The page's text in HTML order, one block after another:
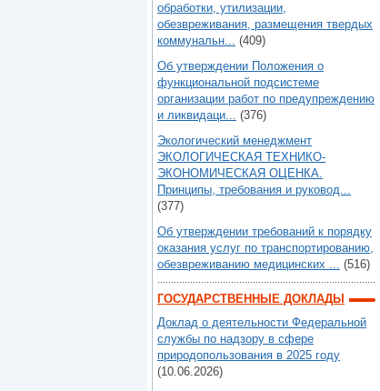
обработки, утилизации,
обезвреживания, размещения твердых
коммунальн... (409)
Об утверждении Положения о
функциональной подсистеме
организации работ по предупреждению
и ликвидаци... (376)
Экологический менеджмент
ЭКОЛОГИЧЕСКАЯ ТЕХНИКО-
ЭКОНОМИЧЕСКАЯ ОЦЕНКА.
Принципы, требования и руковод...
(377)
Об утверждении требований к порядку
оказания услуг по транспортированию,
обезвреживанию медицинских ... (516)
ГОСУДАРСТВЕННЫЕ ДОКЛАДЫ
Доклад о деятельности Федеральной
службы по надзору в сфере
природопользования в 2025 году
(10.06.2026)